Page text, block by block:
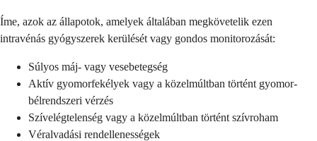
Íme, azok az állapotok, amelyek általában megkövetelik ezen
intravénás gyógyszerek kerülését vagy gondos monitorozását:
Súlyos máj- vagy vesebetegség
Aktív gyomorfekélyek vagy a közelmúltban történt gyomor-
bélrendszeri vérzés
Szívelégtelenség vagy a közelmúltban történt szívroham
Véralvadási rendellenességek